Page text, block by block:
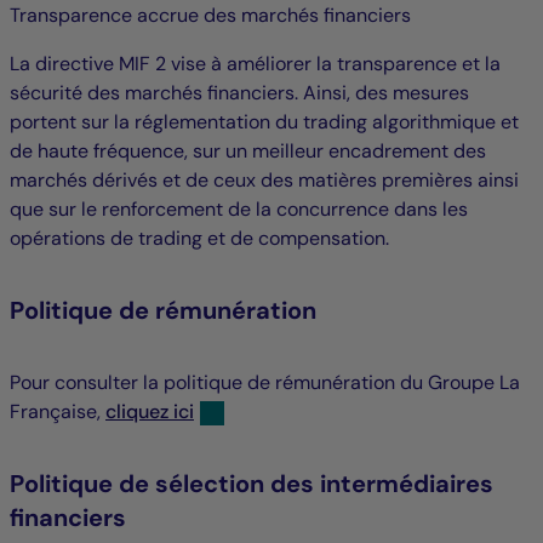
Transparence accrue des marchés financiers
La directive MIF 2 vise à améliorer la transparence et la
sécurité des marchés financiers. Ainsi, des mesures
portent sur la réglementation du trading algorithmique et
de haute fréquence, sur un meilleur encadrement des
marchés dérivés et de ceux des matières premières ainsi
que sur le renforcement de la concurrence dans les
opérations de trading et de compensation.
Politique de rémunération
Pour consulter la politique de rémunération du Groupe La
Française, cliquez ici
Politique de sélection des intermédiaires
financiers